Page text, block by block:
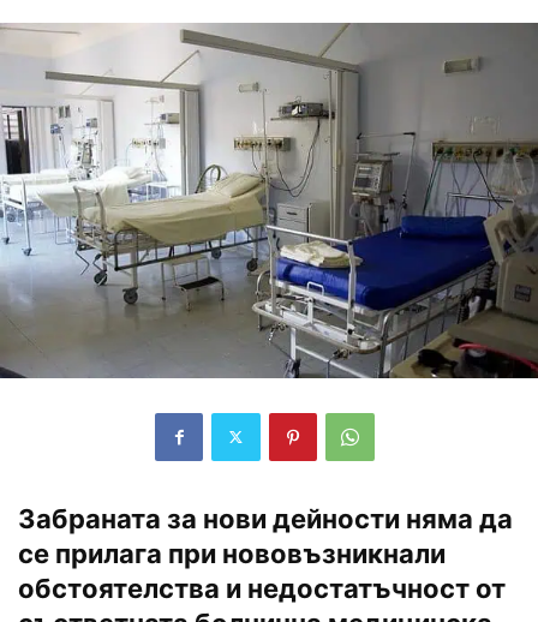
Забраната за нови дейности няма да
се прилага при нововъзникнали
обстоятелства и недостатъчност от